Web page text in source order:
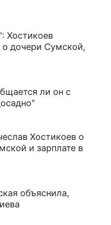
Хостикоев
о дочери Сумской,
ли он с
Хостикоев о
и зарплате в
объяснила,